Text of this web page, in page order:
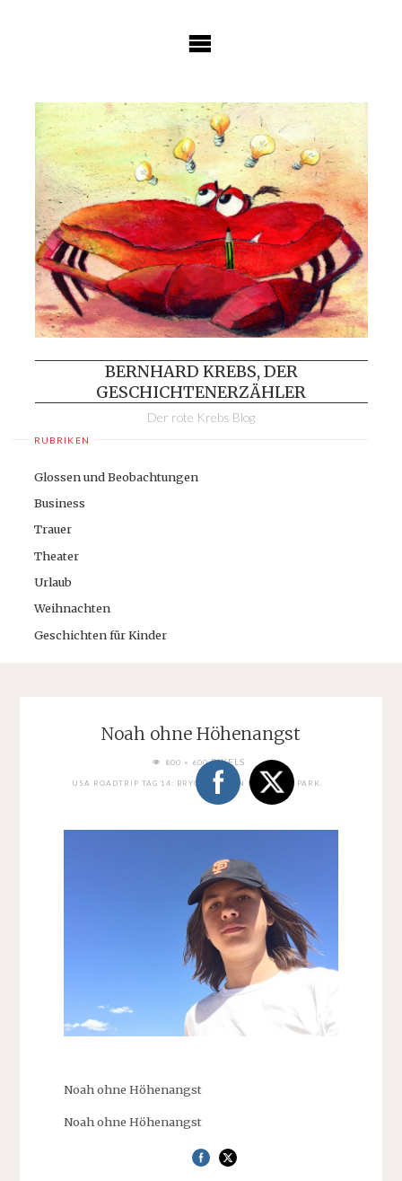
BERNHARD KREBS, DER
GESCHICHTENERZÄHLER
Der rote Krebs Blog
RUBRIKEN
Glossen und Beobachtungen
Business
Trauer
Theater
Urlaub
Weihnachten
Geschichten für Kinder
Noah ohne Höhenangst
FULL800 × 600PIXELS
USA ROADTRIP TAG 14: BRYCE CANYON NATIONAL PARK.
Noah ohne Höhenangst
Noah ohne Höhenangst